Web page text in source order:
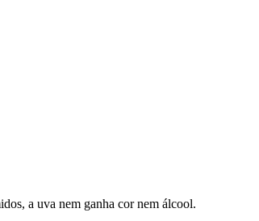
a uva nem ganha cor nem álcool.